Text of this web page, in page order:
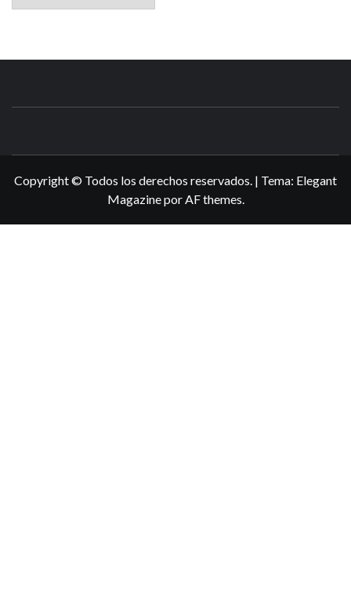
Copyright © Todos los derechos reservados. | Tema: Elegant
MagazineporAF themes.